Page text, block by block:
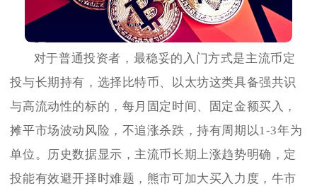
对于普通投资者，最稳妥的入门方式是主流币定
投与长期持有，选择比特币、以太坊这类具备强共识
与高流动性的标的，每月固定时间、固定金额买入，
摊平市场波动风险，不追涨杀跌，持有周期以1-3年为
单位。历史数据显示，主流币长期上涨趋势明确，定
投能有效避开择时难题，熊市可加大买入力度，牛市